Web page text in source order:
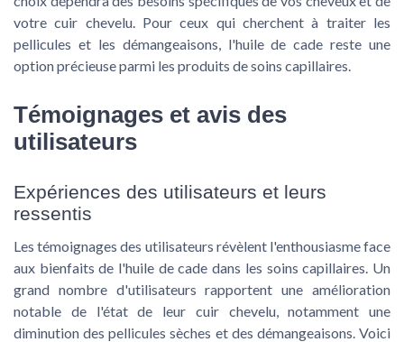
votrecuir chevelu. Pour ceux qui cherchent à traiter les
pellicules et les démangeaisons, l'huile de cade reste une
option précieuse parmi les produits desoins capillaires.
Témoignages et avis des
utilisateurs
Expériences des utilisateurs et leurs
ressentis
Les témoignages des utilisateurs révèlent l'enthousiasme face
aux bienfaits de l'huile de cade dans les soins capillaires. Un
grand nombre d'utilisateurs rapportent une amélioration
notable de l'état de leur cuir chevelu, notamment une
diminution des pellicules sèches et des démangeaisons. Voici